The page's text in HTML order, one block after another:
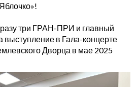
три ГРАН-ПРИ и главный
выступление в Гала-концерте
Дворца в мае 2025